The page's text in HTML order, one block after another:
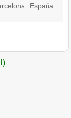
España